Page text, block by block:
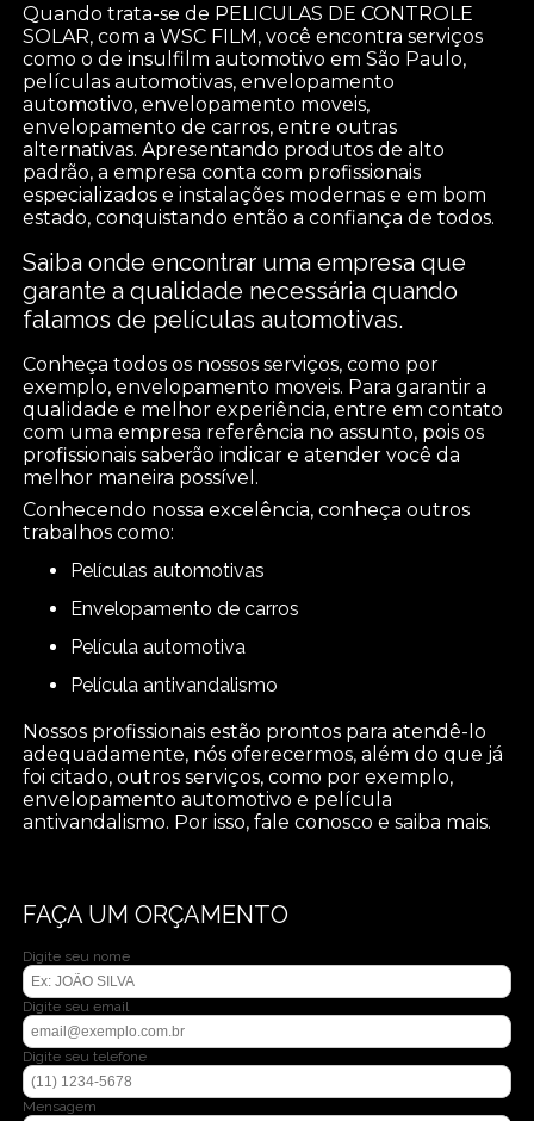
Quando trata-se de PELICULAS DE CONTROLE
SOLAR, com a WSC FILM, você encontra serviços
como o de insulfilm automotivo em São Paulo,
películas automotivas, envelopamento
automotivo, envelopamento moveis,
envelopamento de carros, entre outras
alternativas. Apresentando produtos de alto
padrão, a empresa conta com profissionais
especializados e instalações modernas e em bom
estado, conquistando então a confiança de todos.
Saiba onde encontrar uma empresa que
garante a qualidade necessária quando
falamos de películas automotivas.
Conheça todos os nossos serviços, como por
exemplo, envelopamento moveis. Para garantir a
qualidade e melhor experiência, entre em contato
com uma empresa referência no assunto, pois os
profissionais saberão indicar e atender você da
melhor maneira possível.
Conhecendo nossa excelência, conheça outros
trabalhos como:
películas automotivas
envelopamento de carros
película automotiva
película antivandalismo
Nossos profissionais estão prontos para atendê-lo
adequadamente, nós oferecermos, além do que já
foi citado, outros serviços, como por exemplo,
envelopamento automotivo e película
antivandalismo. Por isso, fale conosco e saiba mais.
FAÇA UM ORÇAMENTO
Digite seu nome
Digite seu email
Digite seu telefone
Mensagem